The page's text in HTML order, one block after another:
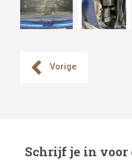
Vorige
Schrijf je in